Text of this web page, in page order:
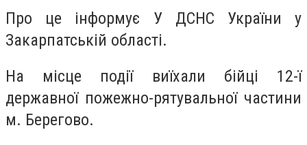
Про це інформує У ДСНС України у
Закарпатській області.
На місце події виїхали бійці 12-ї
державної пожежно-рятувальної частини
м. Берегово.